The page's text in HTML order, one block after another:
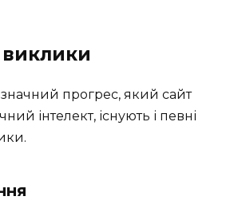
прогрес, який сайт
інтелект, існують і певні